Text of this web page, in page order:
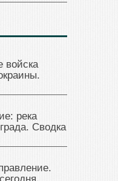
войска
река
Сводка